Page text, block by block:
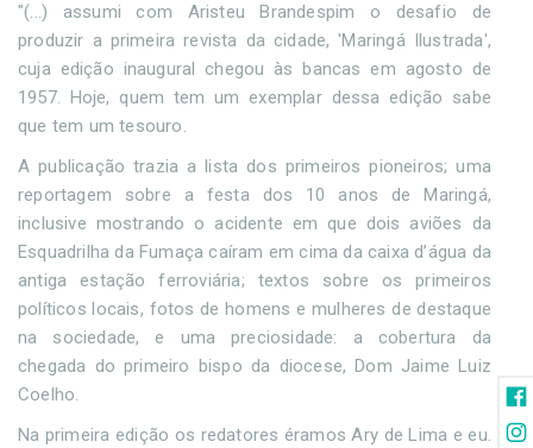
"(...) assumi com Aristeu Brandespim o desafio de
produzir a primeira revista da cidade, 'Maringá Ilustrada',
cuja edição inaugural chegou às bancas em agosto de
1957. Hoje, quem tem um exemplar dessa edição sabe
que tem um tesouro.
A publicação trazia a lista dos primeiros pioneiros; uma
reportagem sobre a festa dos 10 anos de Maringá,
inclusive mostrando o acidente em que dois aviões da
Esquadrilha da Fumaça caíram em cima da caixa d’água da
antiga estação ferroviária; textos sobre os primeiros
políticos locais, fotos de homens e mulheres de destaque
na sociedade, e uma preciosidade: a cobertura da
chegada do primeiro bispo da diocese, Dom Jaime Luiz
Coelho.
Na primeira edição os redatores éramos Ary de Lima e eu.